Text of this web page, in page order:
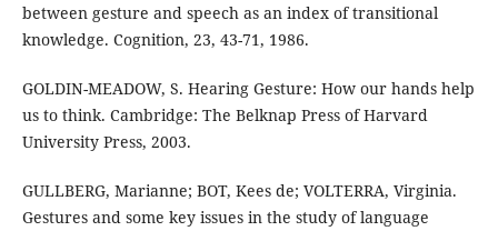
between gesture and speech as an index of transitional
knowledge. Cognition, 23, 43-71, 1986.
GOLDIN-MEADOW, S. Hearing Gesture: How our hands help
us to think. Cambridge: The Belknap Press of Harvard
University Press, 2003.
GULLBERG, Marianne; BOT, Kees de; VOLTERRA, Virginia.
Gestures and some key issues in the study of language